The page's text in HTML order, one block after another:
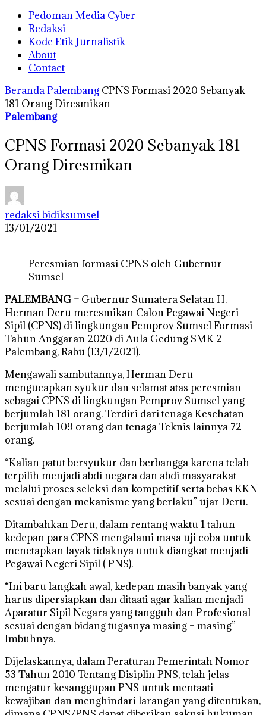
Pedoman Media Cyber
Redaksi
Kode Etik Jurnalistik
About
Contact
BerandaPalembang CPNS Formasi 2020 Sebanyak
181 Orang Diresmikan
Palembang
CPNS Formasi 2020 Sebanyak 181
Orang Diresmikan
redaksi bidiksumsel
13/01/2021
Peresmian formasi CPNS oleh Gubernur
Sumsel
PALEMBANG – Gubernur Sumatera Selatan H.
Herman Deru meresmikan Calon Pegawai Negeri
Sipil (CPNS) di lingkungan Pemprov Sumsel Formasi
Tahun Anggaran 2020 di Aula Gedung SMK 2
Palembang, Rabu (13/1/2021).
Mengawali sambutannya, Herman Deru
mengucapkan syukur dan selamat atas peresmian
sebagai CPNS di lingkungan Pemprov Sumsel yang
berjumlah 181 orang. Terdiri dari tenaga Kesehatan
berjumlah 109 orang dan tenaga Teknis lainnya 72
orang.
“Kalian patut bersyukur dan berbangga karena telah
terpilih menjadi abdi negara dan abdi masyarakat
melalui proses seleksi dan kompetitif serta bebas KKN
sesuai dengan mekanisme yang berlaku” ujar Deru.
Ditambahkan Deru, dalam rentang waktu 1 tahun
kedepan para CPNS mengalami masa uji coba untuk
menetapkan layak tidaknya untuk diangkat menjadi
Pegawai Negeri Sipil ( PNS).
“Ini baru langkah awal, kedepan masih banyak yang
harus dipersiapkan dan ditaati agar kalian menjadi
Aparatur Sipil Negara yang tangguh dan Profesional
sesuai dengan bidang tugasnya masing – masing”
Imbuhnya.
Dijelaskannya, dalam Peraturan Pemerintah Nomor
53 Tahun 2010 Tentang Disiplin PNS, telah jelas
mengatur kesanggupan PNS untuk mentaati
kewajiban dan menghindari larangan yang ditentukan,